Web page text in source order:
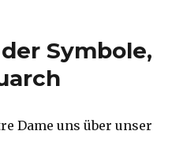
und
2020
Symbole,
Dame uns über unser